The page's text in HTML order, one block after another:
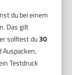
du bei einem
Das gilt
solltest du30
Testdruck